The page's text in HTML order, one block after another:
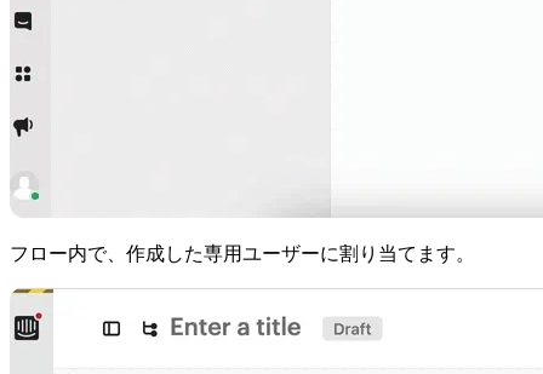
フロー内で、作成した専用ユーザーに割り当てます。